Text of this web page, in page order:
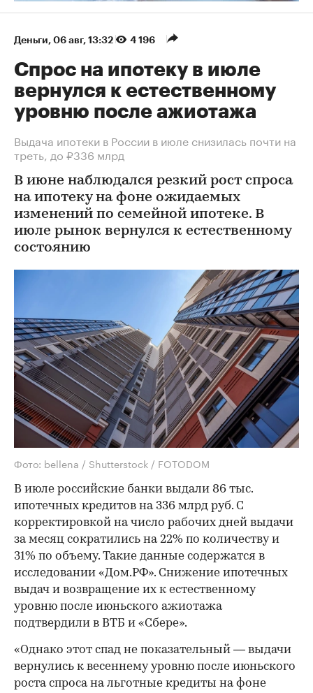
Деньги⁠, 06 авг, 13:32 4 196
Спрос на ипотеку в июле
вернулся к естественному
уровню после ажиотажа
Выдача ипотеки в России в июле снизилась почти на
треть, до ₽336 млрд
В июне наблюдался резкий рост спроса
на ипотеку на фоне ожидаемых
изменений по семейной ипотеке. В
июле рынок вернулся к естественному
состоянию
Фото: bellena / Shutterstock / FOTODOM
В июле российские банки выдали 86 тыс.
ипотечных кредитов на 336 млрд руб. С
корректировкой на число рабочих дней выдачи
за месяц сократились на 22% по количеству и
31% по объему. Такие данные содержатся в
исследовании «Дом.РФ». Снижение ипотечных
выдач и возвращение их к естественному
уровню после июньского ажиотажа
подтвердили в ВТБ и «Сбере».
«Однако этот спад не показательный — выдачи
вернулись к весеннему уровню после июньского
роста спроса на льготные кредиты на фоне